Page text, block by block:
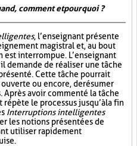
comment et pourquoi ?
, l’enseignant présente
magistral et, au bout
est interrompue. L’enseignant
demande de réaliser une tâche
Cette tâche pourrait
ou encore, de résumer
Après avoir commenté la tâche
le processus jusqu’à la fin
Interruptions intelligentes
les notions présentées de
utiliser rapidement